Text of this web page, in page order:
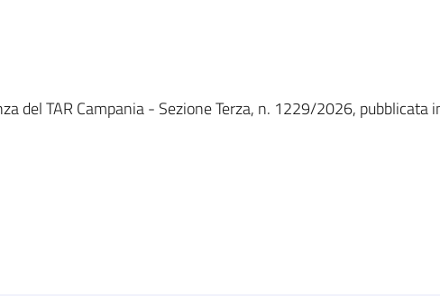
del TAR Campania - Sezione Terza, n. 1229/2026,